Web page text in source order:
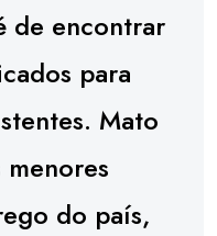
de encontrar
para
Mato
do país,